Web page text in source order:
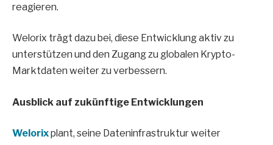
reagieren.
Welorix trägt dazu bei, diese Entwicklung aktiv zu
unterstützen und den Zugang zu globalen Krypto-
Marktdaten weiter zu verbessern.
Ausblick auf zukünftige Entwicklungen
Welorixplant, seine Dateninfrastruktur weiter